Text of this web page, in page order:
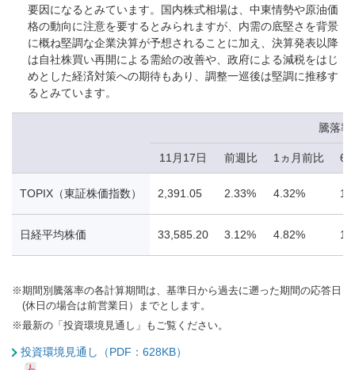
要因になるとみています。国内株式相場は、中東情勢や原油価
格の動向に注意を要するとみられますが、内需の底堅さを背景
に概ね堅調な企業決算が予想されることに加え、決算発表以降
は自社株買い再開による需給の改善や、政府による減税をはじ
めとした経済対策への期待もあり、調整一巡後は堅調に推移す
るとみています。
騰落率
11月17日 前週比 1ヵ月前比 6
TOPIX（東証株価指数） 2,391.05 2.33% 4.32%
日経平均株価 33,585.20 3.12% 4.82%
※期間別騰落率の各計算期間は、基準日から過去に遡った期間の応答日
(休日の場合は前営業日）までとします。
※最新の「投資環境見通し」もご覧ください。
投資環境見通し（PDF：628KB）